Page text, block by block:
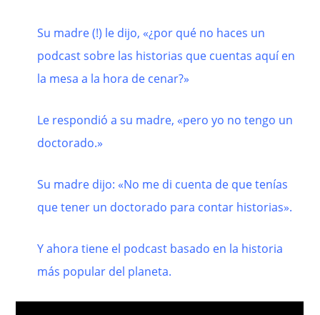
Su madre (!) le dijo, «¿por qué no haces un
podcast sobre las historias que cuentas aquí en
la mesa a la hora de cenar?»
Le respondió a su madre, «pero yo no tengo un
doctorado.»
Su madre dijo: «No me di cuenta de que tenías
que tener un doctorado para contar historias».
Y ahora tiene el podcast basado en la historia
más popular del planeta.